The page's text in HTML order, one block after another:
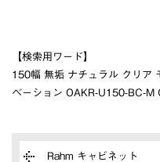
【検索用ワード】
150幅 無垢 ナチュラル クリア
ベーション OAKR-U150-BC-M
Rahm キャビネット